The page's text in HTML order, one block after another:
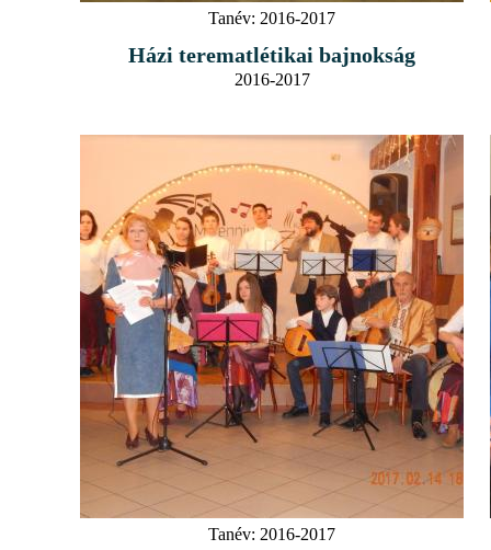
Tanév: 2016-2017
Házi terematlétikai bajnokság
2016-2017
Tanév: 2016-2017